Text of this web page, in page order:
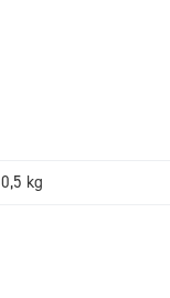
0,5 kg